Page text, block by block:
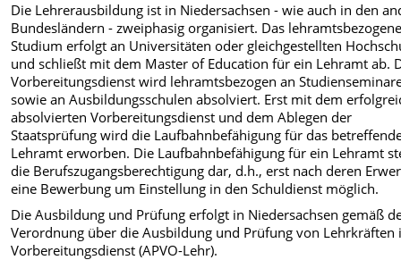
Die Lehrerausbildung ist in Niedersachsen - wie auch in den
Bundesländern - zweiphasig organisiert. Das
Studium erfolgt an Universitäten oder gleichgestellten
und schließt mit dem Master of Education für ein Lehramt ab.
Vorbereitungsdienst wird lehramtsbezogen an
sowie an Ausbildungsschulen absolviert. Erst mit dem
absolvierten Vorbereitungsdienst und dem Ablegen der
Staatsprüfung wird die Laufbahnbefähigung für das
Lehramt erworben. Die Laufbahnbefähigung für ein Lehramt
die Berufszugangsberechtigung dar, d.h., erst nach deren
eine Bewerbung um Einstellung in den Schuldienst möglich.
Die Ausbildung und Prüfung erfolgt in Niedersachsen gemäß
Verordnung über die Ausbildung und Prüfung von Lehrkräften
Vorbereitungsdienst (APVO-Lehr).